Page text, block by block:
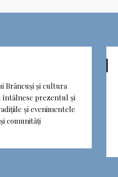
Brâncuși și cultura
întâlnesc prezentul și
și evenimentele
comunități